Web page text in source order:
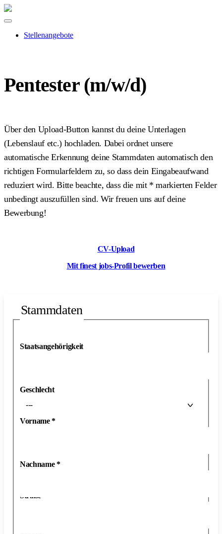
Stellenangebote
Pentester (m/w/d)
Über den Upload-Button kannst du deine Unterlagen
(Lebenslauf etc.) hochladen. Dabei ordnet unsere
automatische Erkennung deine Stammdaten automatisch den
richtigen Formularfeldern zu, so dass dein Eingabeaufwand
reduziert wird. Bitte beachte, dass die mit * markierten Felder
unbedingt auszufüllen sind. Wir freuen uns auf deine
Bewerbung!
CV-Upload
Mit finest jobs-Profil bewerben
Stammdaten
Staatsangehörigkeit
Geschlecht
---
Vorname*
Nachname*
Straße